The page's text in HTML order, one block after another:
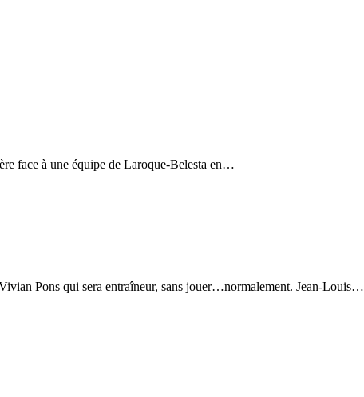
face à une équipe de Laroque-Belesta en…
Pons qui sera entraîneur, sans jouer…normalement. Jean-Louis…